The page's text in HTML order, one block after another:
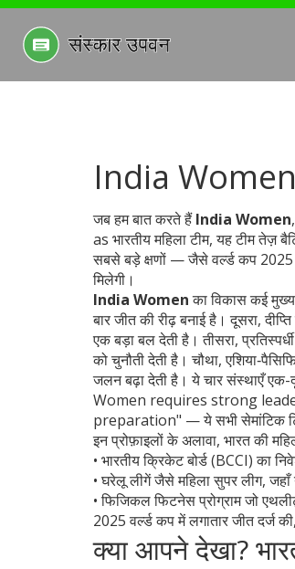
India Women
जब हम बात करते हैंIndia Women,
as भारतीय महिला टीम, यह टीम तेज़
सबसे बड़े क्षणों — जैसे वर्ल्ड कप 2025
मिलेगी।
India Womenका विकास कई मुख्य
बार जीत की रीढ़ बनाई है । दूसरा,दीप्ति
एक बड़ा बल देती है। तीसरा,
को चुनौती देती है । चौथा,
जलन बढ़ा देती है। ये चार संस्थाएँ
Women requires strong
preparation" — ये सभी सेमांटिक
इन प्रोफ़ाइलों के अलावा, भारत की
• भारतीय क्रिकेट बोर्ड (BCCI) का
• घरेलू लीगें जैसे महिला सुपर लीग, जहाँ
• फिजिकल फिटनेस प्रोग्राम जो
2025 वर्ल्ड कप में लगातार जीत दर्ज
क्या आपने देखा?